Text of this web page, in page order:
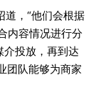
道，“他们会根据
内容情况进行分
介投放，再到达
团队能够为商家